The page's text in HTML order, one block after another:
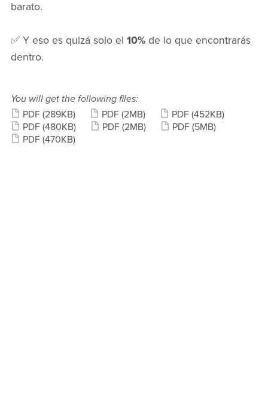
barato.
✅ Y eso es quizá solo el 10%de lo que encontrarás
dentro.
You will get the following files:
PDF (289KB) PDF (2MB) PDF (452KB)
PDF (480KB) PDF (2MB) PDF (5MB)
PDF (470KB)